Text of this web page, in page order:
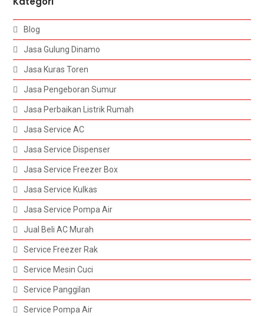
Blog
Jasa Gulung Dinamo
Jasa Kuras Toren
Jasa Pengeboran Sumur
Jasa Perbaikan Listrik Rumah
Jasa Service AC
Jasa Service Dispenser
Jasa Service Freezer Box
Jasa Service Kulkas
Jasa Service Pompa Air
Jual Beli AC Murah
Service Freezer Rak
Service Mesin Cuci
Service Panggilan
Service Pompa Air